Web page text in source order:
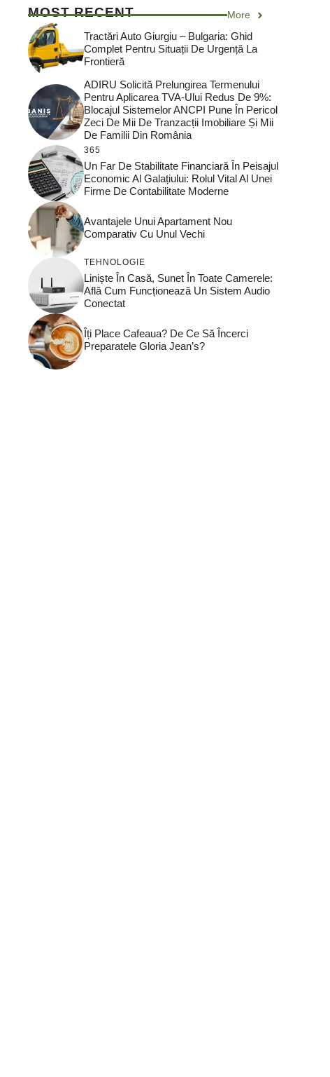
MOST RECENT More
Tractări Auto Giurgiu – Bulgaria: Ghid
Complet Pentru Situații De Urgență La
Frontieră
ADIRU Solicită Prelungirea Termenului
Pentru Aplicarea TVA-Ului Redus De 9%:
Blocajul Sistemelor ANCPI Pune În Pericol
Zeci De Mii De Tranzacții Imobiliare Și Mii
De Familii Din România
365
Un Far De Stabilitate Financiară În Peisajul
Economic Al Galațiului: Rolul Vital Al Unei
Firme De Contabilitate Moderne
Avantajele Unui Apartament Nou
Comparativ Cu Unul Vechi
TEHNOLOGIE
Liniște În Casă, Sunet În Toate Camerele:
Află Cum Funcționează Un Sistem Audio
Conectat
Îți Place Cafeaua? De Ce Să Încerci
Preparatele Gloria Jean’s?